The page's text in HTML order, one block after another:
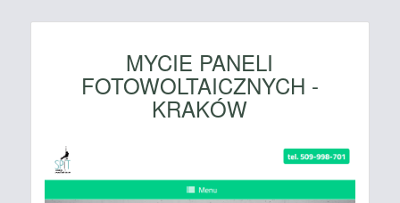
MYCIE PANELI
FOTOWOLTAICZNYCH -
KRAKÓW